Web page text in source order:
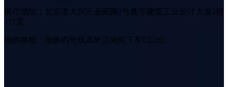
展厅地址：北京市大兴区金苑路2号奥宇建筑工业设计大厦2楼
211室
地铁路线：地铁四号线高米店南站下车C口出